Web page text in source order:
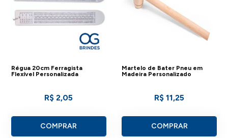
Régua 20cm Ferragista
Flexível Personalizada
R$ 2,05
COMPRAR
Martelo de Bater Pneu em
Madeira Personalizado
R$ 11,25
COMPRAR